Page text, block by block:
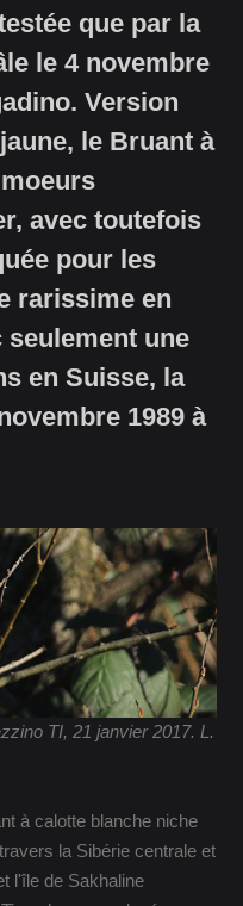
que par la
le 4 novembre
Version
le Bruant à
avec toutefois
pour les
rarissime en
seulement une
en Suisse, la
1989 à
TI, 21 janvier 2017. L.
à calotte blanche niche
la Sibérie centrale et
l'île de Sakhaline